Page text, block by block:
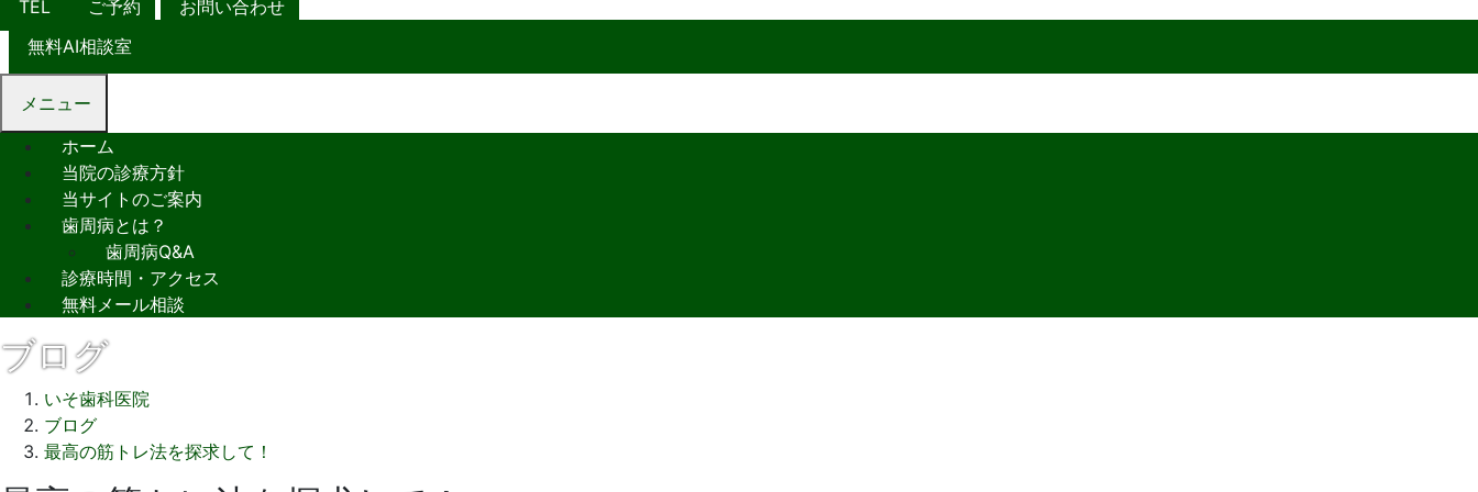
TEL ご予約
お問い合わせ
無料AI相談室
メニュー
ホーム
当院の診療方針
当サイトのご案内
歯周病とは？
歯周病Q&A
診療時間・アクセス
無料メール相談
ブログ
いそ歯科医院
ブログ
最高の筋トレ法を探求して！